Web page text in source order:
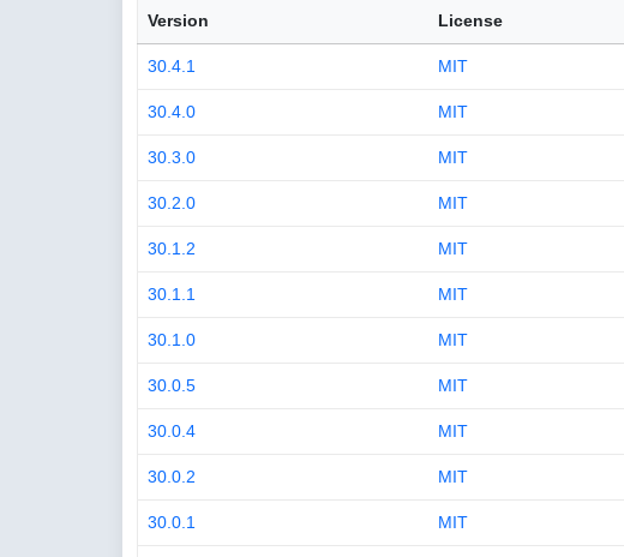
Version License
30.4.1 MIT
30.4.0 MIT
30.3.0 MIT
30.2.0 MIT
30.1.2 MIT
30.1.1 MIT
30.1.0 MIT
30.0.5 MIT
30.0.4 MIT
30.0.2 MIT
30.0.1 MIT